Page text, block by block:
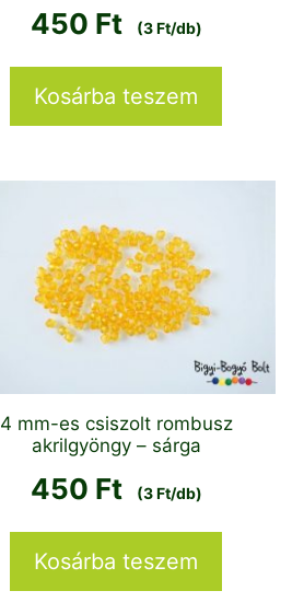
450 Ft (3 Ft/db)
Kosárba teszem
4 mm-es csiszolt rombusz
akrilgyöngy – sárga
450 Ft (3 Ft/db)
Kosárba teszem